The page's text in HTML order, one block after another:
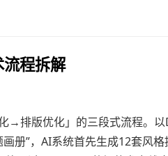
程拆解
→排版优化」的三段式流程。
册”，AI系统首先生成12套风